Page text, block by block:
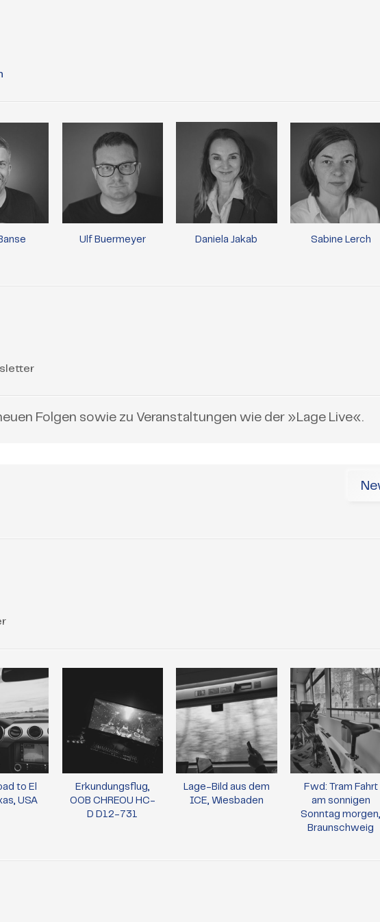
Ulf Buermeyer Daniela Jakab Sabine Lerch
Folgen sowie zu Veranstaltungen wie der »Lage Live«.
to El
USA
Erkundungsflug,
OOB CHREOU HC-
D D12-731
Lage-Bild aus dem
ICE, Wiesbaden
Fwd: Tram Fahrt
am sonnigen
Sonntag morgen,
Braunschweig